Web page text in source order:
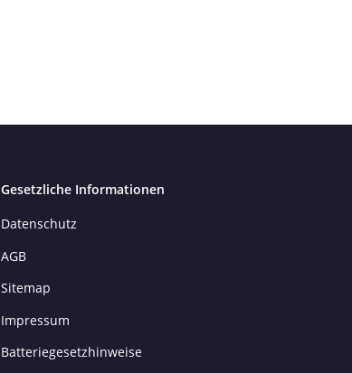
Gesetzliche Informationen
Datenschutz
AGB
Sitemap
Impressum
Batteriegesetzhinweise